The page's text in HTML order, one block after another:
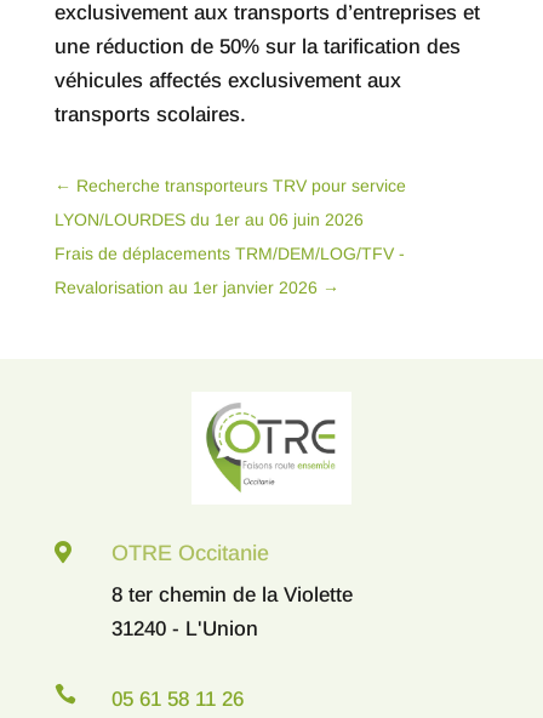
exclusivement aux transports d’entreprises et
une réduction de 50% sur la tarification des
véhicules affectés exclusivement aux
transports scolaires.
← Recherche transporteurs TRV pour service
LYON/LOURDES du 1er au 06 juin 2026
Frais de déplacements TRM/DEM/LOG/TFV -
Revalorisation au 1er janvier 2026→
 OTRE Occitanie
8 ter chemin de la Violette
31240 - L'Union
 05 61 58 11 26